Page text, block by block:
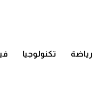
رياضة تكنولوجيا